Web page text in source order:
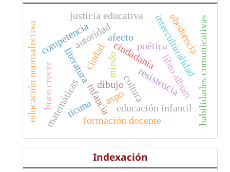
ciudad ciudadanía
poética
infancia cultura
interculturalidad
literatura
competencia habilidades comunicativas
miedo
matemáticas educación infantil
libro albúm
educación neuroafectiva formación docente
justicia educativa
autoridad
resistencia
obediencia
afecto
aspo
dibujo
buen crecer ticuna
Indexación